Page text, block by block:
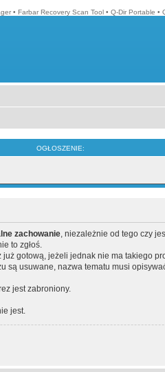
• Farbar Recovery Scan Tool • Q-Dir Portable •
OGŁOSZENIE:
zachowanie, niezależnie od tego czy
to zgłoś.
gotową, jeżeli jednak nie ma takiego
usuwane, nazwa tematu musi
jest zabroniony.
jest.